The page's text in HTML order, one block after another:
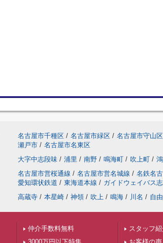
名古屋市千種区 / 名古屋市緑区 / 名古屋市守山区
瀬戸市 / 名古屋市名東区
大字中志段味 / 浦里 / 南野 / 鳴海町 / 吹上町 /
名古屋市営桜通線 / 名古屋市営名城線 / 名鉄名
愛知環状鉄道 / 東海道本線 / ガイドウェイバス
高蔵寺 / 本星崎 / 神領 / 吹上 / 鳴海 / 川名 / 自
仲介手数料無料
スタッフ